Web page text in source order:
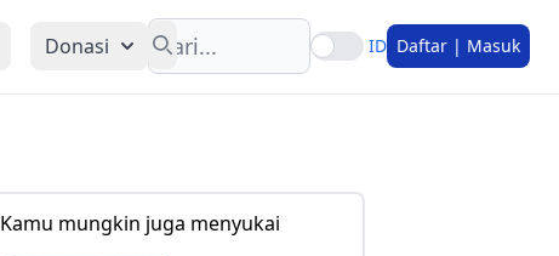
Donasi
Search
ID Daftar | Masuk
Kamu mungkin juga menyukai